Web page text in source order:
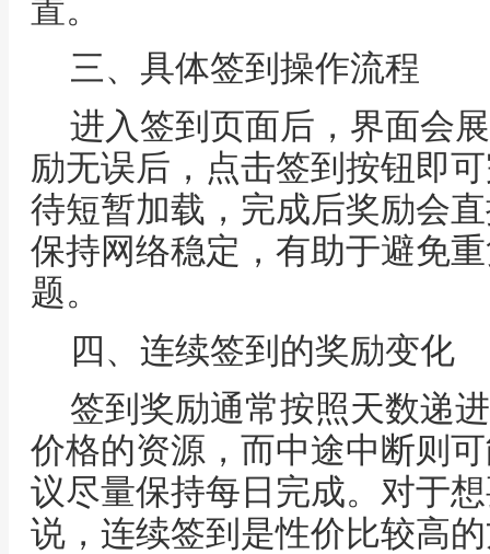
置。
三、具体签到操作流程
进入签到页面后，界面会
励无误后，点击签到按钮即
待短暂加载，完成后奖励会
保持网络稳定，有助于避免
题。
四、连续签到的奖励变化
签到奖励通常按照天数递
价格的资源，而中途中断则
议尽量保持每日完成。对于
说，连续签到是性价比较高